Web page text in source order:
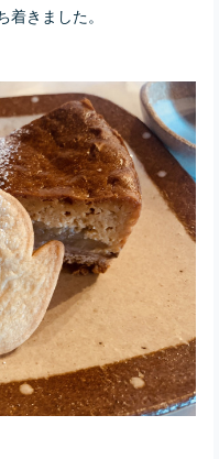
きました。